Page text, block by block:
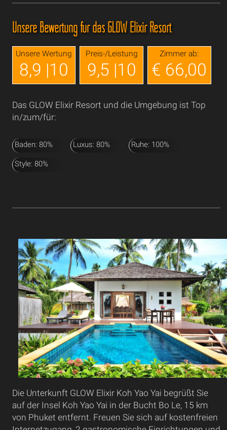
Unsere Bewertung für das GLOW Elixir Resort
Unsere Wertung
8,9 |10
Preis-/Leistung
9,5 |10
Zimmer ab:
€ 66,00
Das GLOW Elixir Resort und die Umgebung ist Top
in/zum/für:
Baden: 80% Luxus: 80% Ruhe: 100%
Style: 80%
Die Unterkunft GLOW Elixir Koh Yao Yai begrüßt Sie
auf der Insel Koh Yao Yai in der Bucht Bo Le, 15 km
von Phuket entfernt. Freuen Sie sich auf kostenfreien